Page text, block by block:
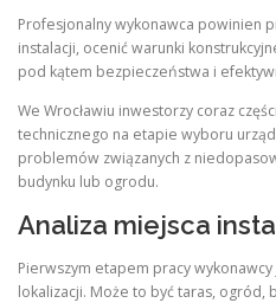
Profesjonalny wykonawca powinien
instalacji, ocenić warunki
pod kątem bezpieczeństwa i
We Wrocławiu inwestorzy coraz
technicznego na etapie wyboru
problemów związanych z
budynku lub ogrodu.
Analiza miejsca
Pierwszym etapem pracy wykonawcy
lokalizacji. Może to być taras, ogród,